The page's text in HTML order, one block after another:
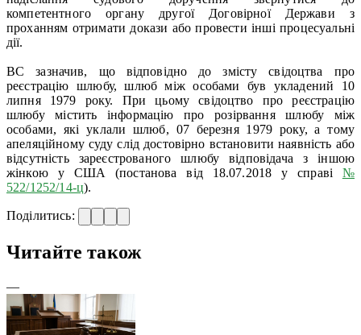
компетентного органу другої Договірної Держави з
проханням отримати докази або провести інші процесуальні
дії.
ВС зазначив, що відповідно до змісту свідоцтва про
реєстрацію шлюбу, шлюб між особами був укладений 10
липня 1979 року. При цьому свідоцтво про реєстрацію
шлюбу містить інформацію про розірвання шлюбу між
особами, які уклали шлюб, 07 березня 1979 року, а тому
апеляційному суду слід достовірно встановити наявність або
відсутність зареєстрованого шлюбу відповідача з іншою
жінкою у США (постанова від 18.07.2018 у справі №
522/1252/14-ц).
Поділитись:
Читайте також
—